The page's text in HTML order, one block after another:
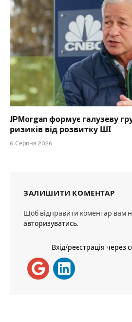
JPMorgan формує галузеву
ризиків від розвитку ШІ
6 Серпня 2026
ЗАЛИШИТИ КОМЕНТАР
Щоб відправити коментар вам
авторизуватись.
Вхід/реєстрація через